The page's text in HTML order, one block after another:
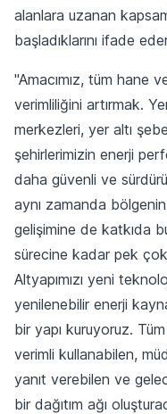
alanlara uzanan
başladıklarını ifade
"Amacımız, tüm hane
verimliliğini artırmak.
merkezleri, yer altı
şehirlerimizin enerji
daha güvenli ve
aynı zamanda
gelişimine de katkıda
sürecine kadar pek
Altyapımızı yeni
yenilenebilir enerji
bir yapı kuruyoruz.
verimli kullanabilen,
yanıt verebilen ve
bir dağıtım ağı